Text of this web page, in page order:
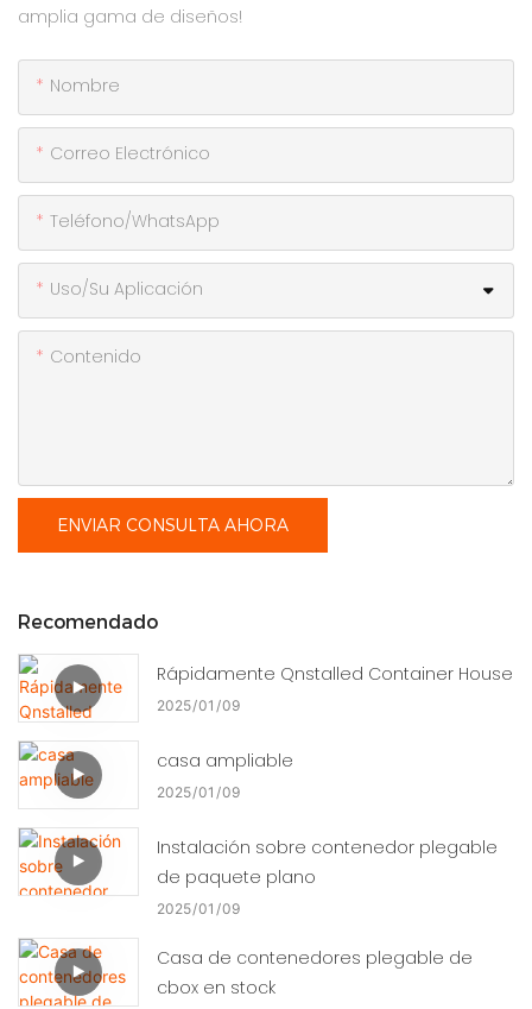
amplia gama de diseños!
Nombre
Correo Electrónico
Teléfono/WhatsApp
Uso/Su Aplicación
Contenido
ENVIAR CONSULTA AHORA
Recomendado
Rápidamente Qnstalled Container House
2025 01 09
casa ampliable
2025 01 09
Instalación sobre contenedor plegable
de paquete plano
2025 01 09
Casa de contenedores plegable de
cbox en stock